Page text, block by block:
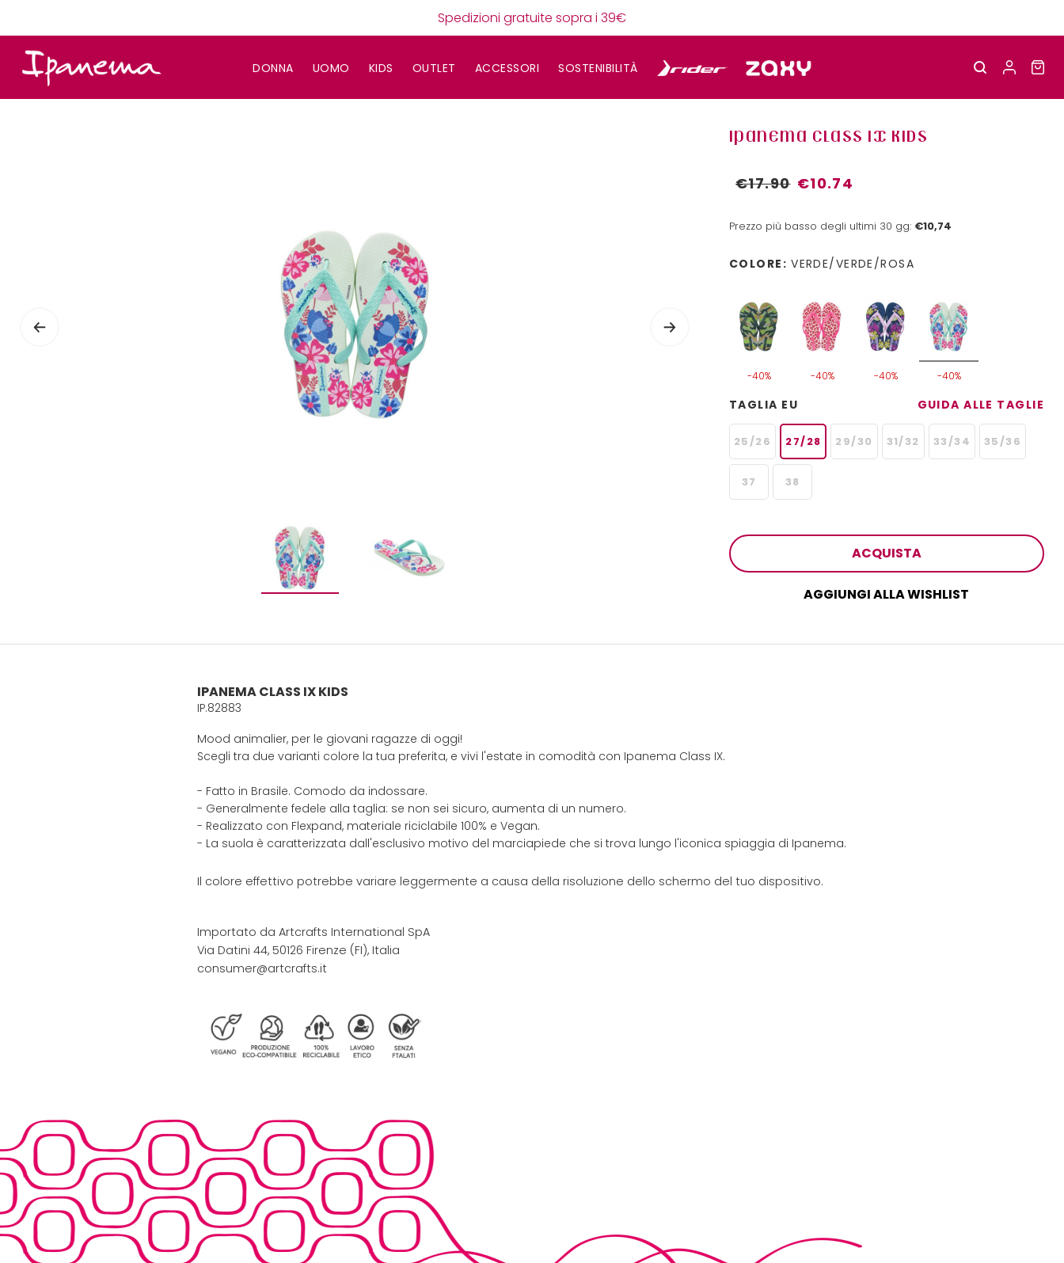
Spedizioni gratuite sopra i 39€
DONNA UOMO KIDS OUTLET ACCESSORI SOSTENIBILITÀ
IPANEMA CLASS IX KIDS
€17.90 €10.74
Prezzo più basso degli ultimi 30 gg: €10,74
COLORE: VERDE/VERDE/ROSA
-40% -40% -40% -40%
TAGLIA EU GUIDA ALLE TAGLIE
25/26 27/28 29/30 31/32 33/34 35/36
37 38
ACQUISTA
AGGIUNGI ALLA WISHLIST
IPANEMA CLASS IX KIDS
IP.82883
Mood animalier, per le giovani ragazze di oggi!
Scegli tra due varianti colore la tua preferita, e vivi l'estate in comodità con Ipanema Class IX.
- Fatto in Brasile. Comodo da indossare.
- Generalmente fedele alla taglia: se non sei sicuro, aumenta di un numero.
- Realizzato con Flexpand, materiale riciclabile 100% e Vegan.
- La suola è caratterizzata dall'esclusivo motivo del marciapiede che si trova lungo l'iconica spiaggia di Ipanema.
Il colore effettivo potrebbe variare leggermente a causa della risoluzione dello schermo del tuo dispositivo.
Importato da Artcrafts International SpA
Via Datini 44, 50126 Firenze (FI), Italia
consumer@artcrafts.it